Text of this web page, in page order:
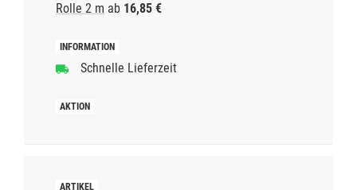
Rolle 2 m ab 16,85 €
Schnelle Lieferzeit